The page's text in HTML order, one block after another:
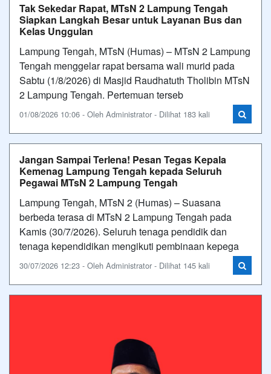
Tak Sekedar Rapat, MTsN 2 Lampung Tengah
Siapkan Langkah Besar untuk Layanan Bus dan
Kelas Unggulan
Lampung Tengah, MTsN (Humas) – MTsN 2 Lampung
Tengah menggelar rapat bersama wali murid pada
Sabtu (1/8/2026) di Masjid Raudhatuth Tholibin MTsN
2 Lampung Tengah. Pertemuan terseb
01/08/2026 10:06 - Oleh Administrator - Dilihat 183 kali
Jangan Sampai Terlena! Pesan Tegas Kepala
Kemenag Lampung Tengah kepada Seluruh
Pegawai MTsN 2 Lampung Tengah
Lampung Tengah, MTsN 2 (Humas) – Suasana
berbeda terasa di MTsN 2 Lampung Tengah pada
Kamis (30/7/2026). Seluruh tenaga pendidik dan
tenaga kependidikan mengikuti pembinaan kepega
30/07/2026 12:23 - Oleh Administrator - Dilihat 145 kali